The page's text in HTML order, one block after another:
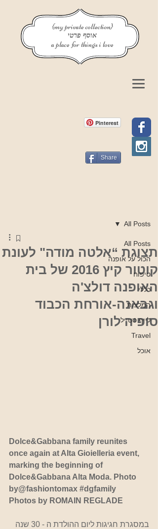
{my private collection}
אוסף פרטי
a place for things i love
Pinterest
Share
All Posts
הכול על אופנה
טיפוח
כללי
המלצות
לייף סטייל
Travel
אוכל
All Posts
תצוגת “אלטה מודה" לעונת
קוטור קיץ 2016 של בית
האופנה דולצ'ה
וגבאנה-אורחת הכבוד
סופיה לורן
Dolce&Gabbana family reunites
once again at Alta Gioielleria event,
marking the beginning of
Dolce&Gabbana Alta Moda. Photo
by@fashiontomax #dgfamily
Photos by ROMAIN REGLADE
במסגרת חגיגות ליום ההולדת ה - 30 שנה